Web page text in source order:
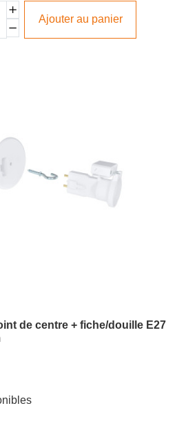
Ajouter au panier
de centre + fiche/douille E27